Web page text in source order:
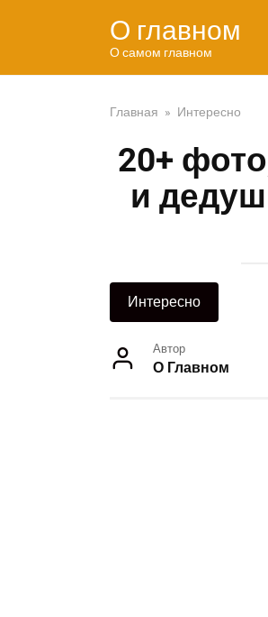
О главном
О самом главном
Главная » Интересно
20+
и
Интересно
Автор
О Главном